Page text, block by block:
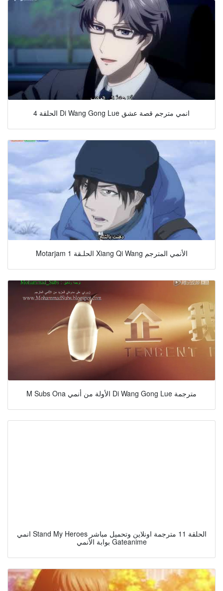
الحلقة 4 Di Wang Gong Lue انمي مترجم قصة عشق
Motarjam الحلـقة 1 Xiang Qi Wang الأنمي المترجم
M Subs Ona الأولة من أنمي Di Wang Gong Lue مترجمة
انمي Stand My Heroes الحلقة 11 مترجمة اونلاين وتحميل مباشر
بوابة الأنمي Gateanime